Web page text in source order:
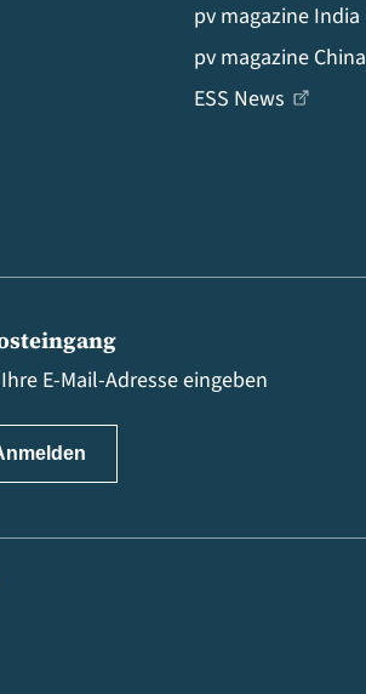
pv magazine India
pv magazine China
ESS News
E-Mail-Adresse eingeben